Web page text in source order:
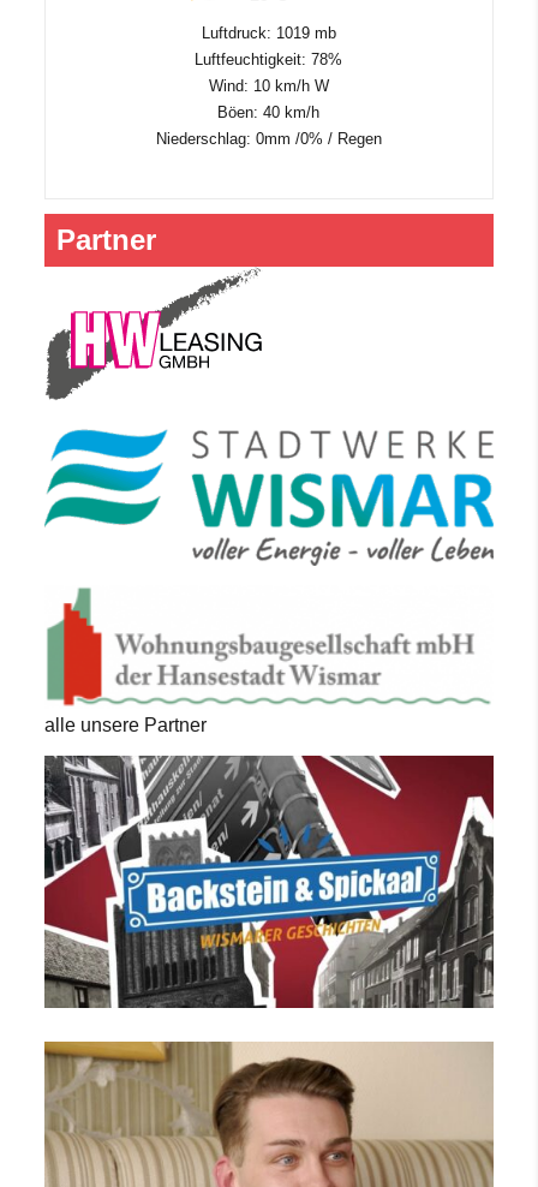
Luftdruck: 1019 mb
Luftfeuchtigkeit: 78%
Wind: 10 km/h W
Böen: 40 km/h
Niederschlag: 0mm /0% / Regen
Partner
alle unsere Partner